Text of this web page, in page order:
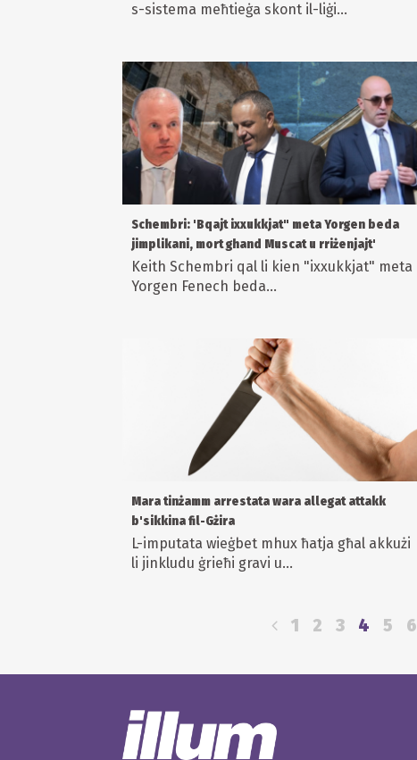
s-sistema meħtieġa skont il-liġi...
Schembri: 'Bqajt ixxukkjat" meta Yorgen beda
jimplikani, mort ghand Muscat u rriżenjajt'
Keith Schembri qal li kien "ixxukkjat" meta
Yorgen Fenech beda...
Mara tinżamm arrestata wara allegat attakk
b'sikkina fil-Gżira
L-imputata wieġbet mhux ħatja għal akkużi
li jinkludu ġrieħi gravi u...
1 2 3 4 5 6